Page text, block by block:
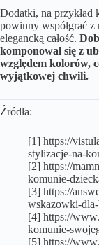
Dodatki, na przykład
powinny współgrać z
elegancką całość.
komponował się z
względem kolorów,
wyjątkowej chwili.
Źródła:
[1] https://
stylizacje-na-
[2] https://
komunie-
[3] https://
wskazowki-
[4] https://
komunie-
[5] https://